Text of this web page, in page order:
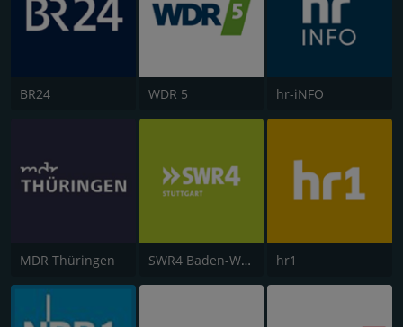
BR24 WDR 5 hr-iNFO
MDR Thüringen SWR4 Baden-Württemberg hr1